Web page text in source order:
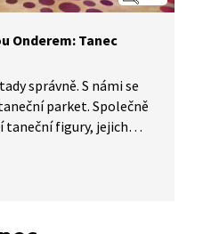
Onderem: Tanec
správně. S námi se
parket. Společně
taneční figury, jejich
krále či královnu
Tanec houbařů.